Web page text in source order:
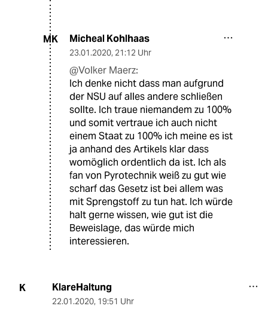
MK Micheal Kohlhaas
23.01.2020, 21:12 Uhr
@Volker Maerz:
Ich denke nicht dass man aufgrund
der NSU auf alles andere schließen
sollte. Ich traue niemandem zu 100%
und somit vertraue ich auch nicht
einem Staat zu 100% ich meine es ist
ja anhand des Artikels klar dass
womöglich ordentlich da ist. Ich als
fan von Pyrotechnik weiß zu gut wie
scharf das Gesetz ist bei allem was
mit Sprengstoff zu tun hat. Ich würde
halt gerne wissen, wie gut ist die
Beweislage, das würde mich
interessieren.
K KlareHaltung
22.01.2020, 19:51 Uhr